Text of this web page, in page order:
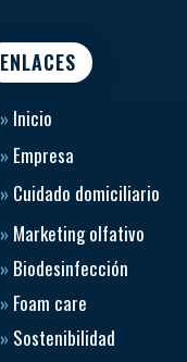
ENLACES
» Inicio
» Empresa
» Cuidado domiciliario
» Marketing olfativo
» Biodesinfección
» Foam care
» Sostenibilidad